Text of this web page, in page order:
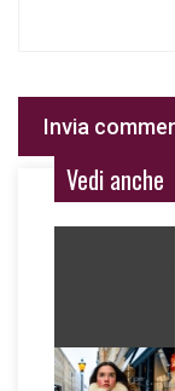
Vedi anche